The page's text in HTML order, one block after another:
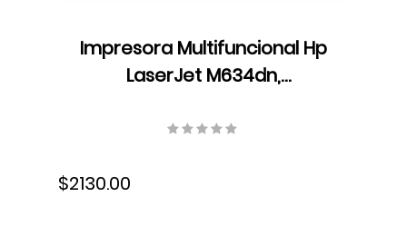
Impresora Multifuncional Hp
LaserJet M634dn,
Ethernet, Fax, Dúplex, Láser,
$2130.00